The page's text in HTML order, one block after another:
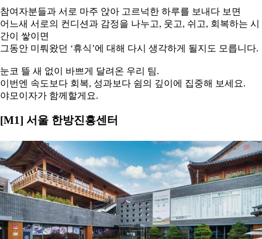
참여자분들과 서로 마주 앉아 고르넉한 하루를 보내다 보면
어느새 서로의 컨디션과 감정을 나누고, 웃고, 쉬고, 회복하는 시
간이 쌓이면
그동안 미뤄왔던 ‘휴식’에 대해 다시 생각하게 될지도 모릅니다.
눈코 뜰 새 없이 바쁘게 달려온 우리 팀.
이번엔 속도보다 회복, 성과보다 쉼의 깊이에 집중해 보세요.
야모이자가 함께할게요.
[M1] 서울 한방진흥센터